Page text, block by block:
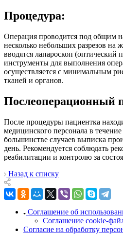
Процедура:
Операция проводится под общим
несколько небольших разрезов на
вводятся лапароскоп (оптический
инструменты для выполнения
осуществляется с минимальным
тканей и органов.
Послеоперационный
После процедуры пациентка
медицинского персонала в
большинстве случаев выписка
день. Рекомендуется соблюдать
реабилитации и контролю за
Назад к списку
Соглашение об
Соглашение cookie-
Согласие на обработку